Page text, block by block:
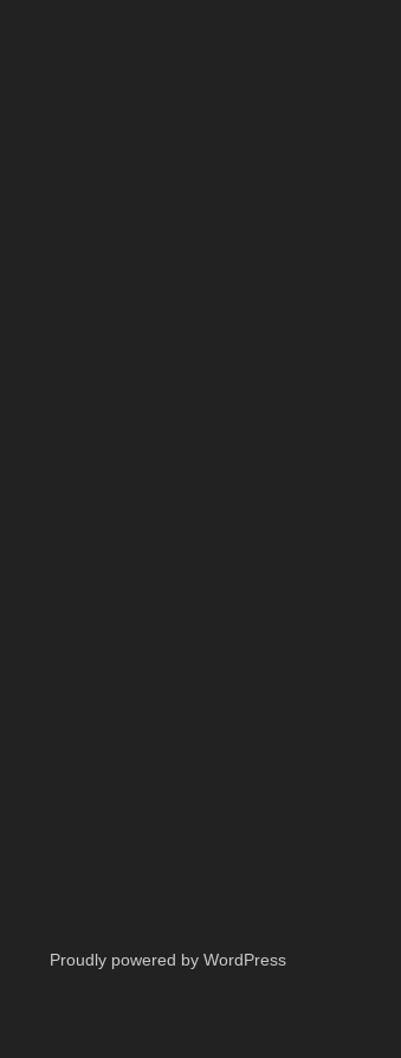
Proudly powered by WordPress